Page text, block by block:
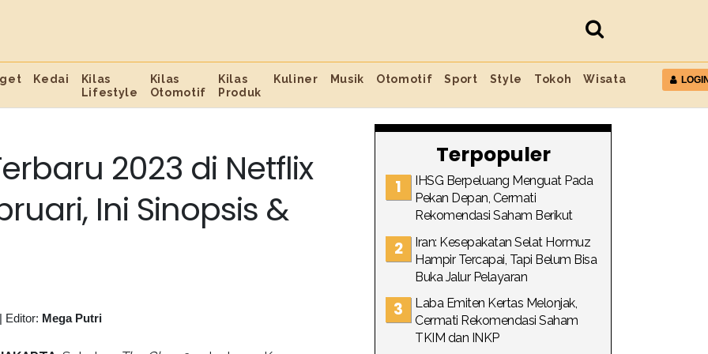
Kedai
Kilas
Lifestyle
Kilas
Otomotif
Kilas
Produk
Kuliner Musik Otomotif Sport Style Tokoh Wisata
2023 di Netflix
Ini Sinopsis &
Editor: Mega Putri
Terpopuler
IHSG Berpeluang Menguat Pada
Pekan Depan, Cermati
Rekomendasi Saham Berikut
Iran: Kesepakatan Selat Hormuz
Hampir Tercapai, Tapi Belum Bisa
Buka Jalur Pelayaran
Laba Emiten Kertas Melonjak,
Cermati Rekomendasi Saham
TKIM dan INKP